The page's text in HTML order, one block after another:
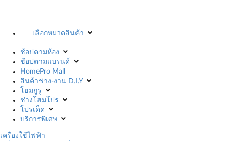
เลือกหมวดสินค้า
ช้อปตามห้อง
ช้อปตามแบรนด์
HomePro Mall
สินค้าช่าง-งาน D.I.Y
โฮมกูรู
ช่างโฮมโปร
โปรเด็ด
บริการพิเศษ
เครื่องใช้ไฟฟ้า